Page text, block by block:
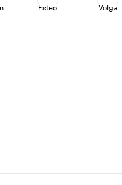
рейтинги Франшизы
Esteo Volga